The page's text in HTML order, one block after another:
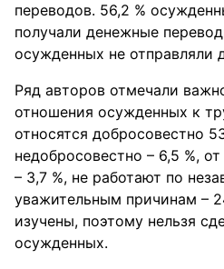
переводов. 56,2 %
получали денежные
осужденных не отправляли
Ряд авторов отмечали
отношения осужденных к
относятся добросовестно
недобросовестно – 6,5 %,
– 3,7 %, не работают по
уважительным причинам –
изучены, поэтому нельзя
осужденных.